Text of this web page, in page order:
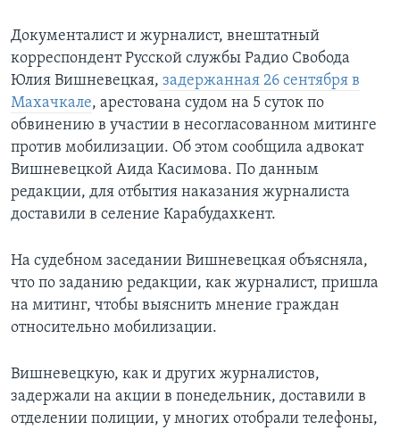
Документалист и журналист, внештатный
корреспондент Русской службы Радио Свобода
Юлия Вишневецкая, задержанная 26 сентября в
Махачкале, арестована судом на 5 суток по
обвинению в участии в несогласованном митинге
против мобилизации. Об этом сообщила адвокат
Вишневецкой Аида Касимова. По данным
редакции, для отбытия наказания журналиста
доставили в селение Карабудахкент.
На судебном заседании Вишневецкая объясняла,
что по заданию редакции, как журналист, пришла
на митинг, чтобы выяснить мнение граждан
относительно мобилизации.
Вишневецкую, как и других журналистов,
задержали на акции в понедельник, доставили в
отделении полиции, у многих отобрали телефоны,